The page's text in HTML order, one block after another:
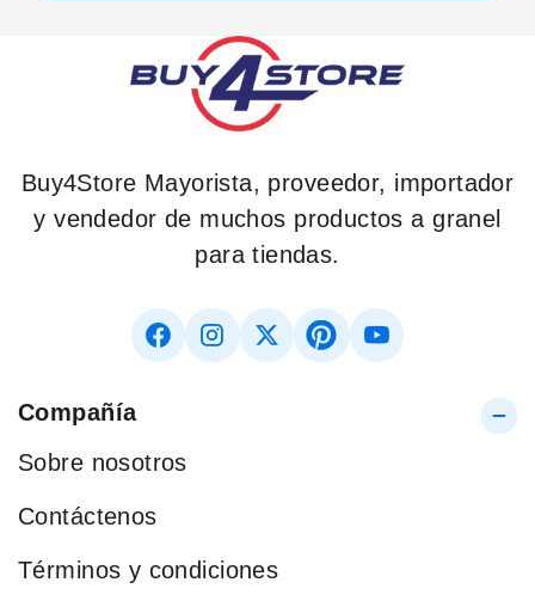
Buy4Store Mayorista, proveedor, importador
y vendedor de muchos productos a granel
para tiendas.
Compañía
Sobre nosotros
Contáctenos
Términos y condiciones